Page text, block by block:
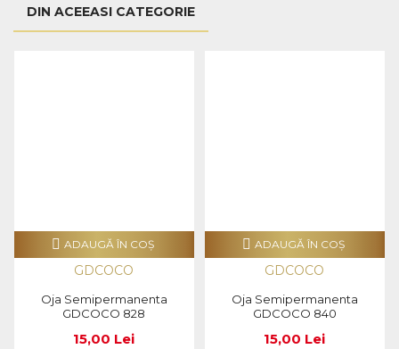
DIN ACEEASI CATEGORIE
GDCOCO
Oja Semipermanenta
GDCOCO 828
15,00 Lei
ADAUGĂ ÎN COŞ
GDCOCO
Oja Semipermanenta
GDCOCO 840
15,00 Lei
ADAUGĂ ÎN COŞ